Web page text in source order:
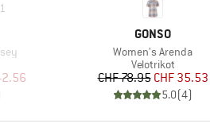
1
Preis
MARKE
GONSO
Artikel
Women's Arenda
Produktgruppe
Velotrikot
Preis
CHF 78.95 reduzierter
CHF 35.53
5.0(4)